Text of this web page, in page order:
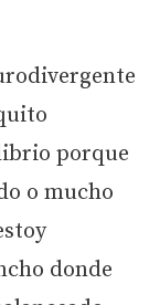
porque
o mucho
donde